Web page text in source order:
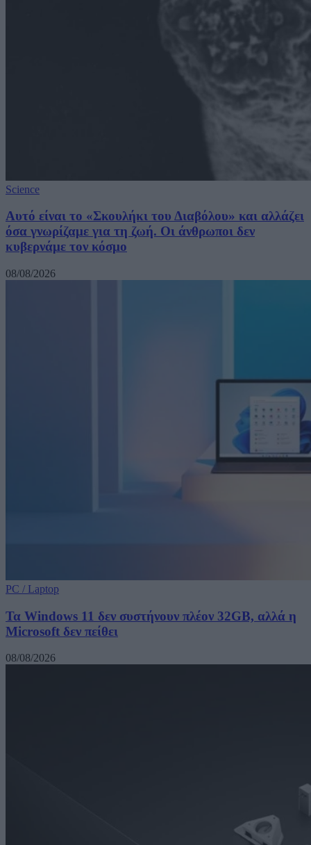
Science
Αυτό είναι το «Σκουλήκι του Διαβόλου» και αλλάζει
όσα γνωρίζαμε για τη ζωή. Οι άνθρωποι δεν
κυβερνάμε τον κόσμο
08/08/2026
PC / Laptop
Τα Windows 11 δεν συστήνουν πλέον 32GB, αλλά η
Microsoft δεν πείθει
08/08/2026